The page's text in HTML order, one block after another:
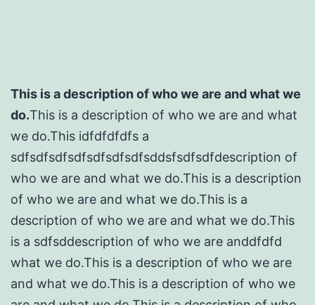
This is a description of who we are and what we
do.This is a description of who we are and what
we do.This idfdfdfdfs a
sdfsdfsdfsdfsdfsdfsdfsddsfsdfsdfdescription of
who we are and what we do.This is a description
of who we are and what we do.This is a
description of who we are and what we do.This
is a sdfsddescription of who we are anddfdfd
what we do.This is a description of who we are
and what we do.This is a description of who we